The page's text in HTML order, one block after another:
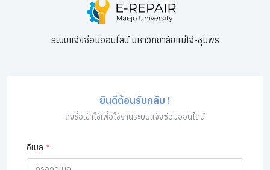
ระบบแจ้งซ่อมออนไลน์ มหาวิทยาลัยแม่โจ้-ชุมพร
ยินดีต้อนรับกลับ !
ลงชื่อเข้าใช้เพื่อใช้งานระบบแจ้งซ่อมออนไลน์
อีเมล *